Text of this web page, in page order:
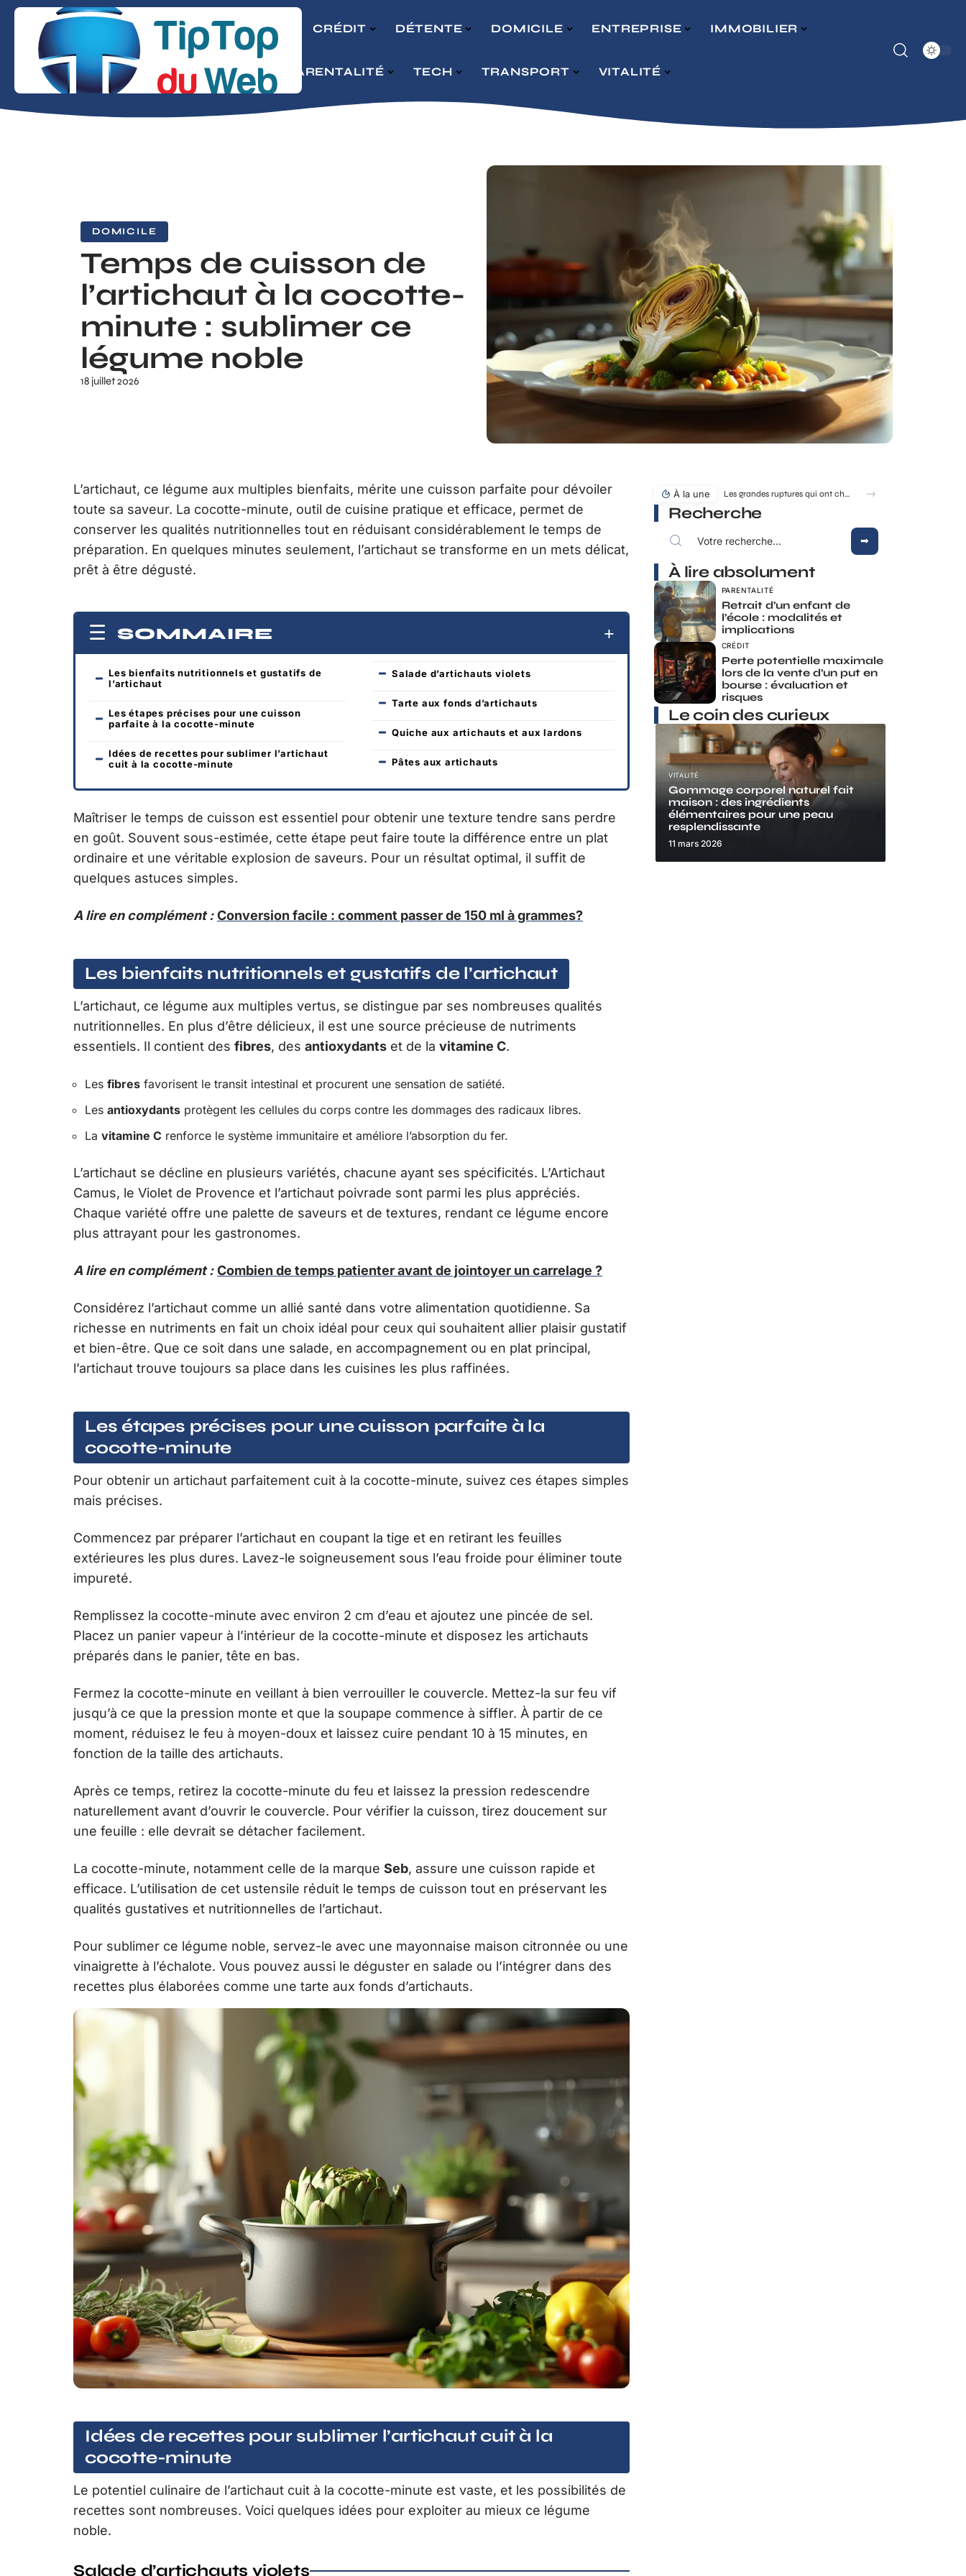
CONSEILS CRÉDIT DÉTENTE DOMICILE ENTREPRISE IMMOBILIER
MODE PARENTALITÉ TECH TRANSPORT VITALITÉ
DOMICILE
Temps de cuisson de
l’artichaut à la cocotte-
minute : sublimer ce
légume noble
18 juillet 2026
L’artichaut, ce légume aux multiples bienfaits, mérite une cuisson parfaite pour dévoiler
toute sa saveur. La cocotte-minute, outil de cuisine pratique et efficace, permet de
conserver les qualités nutritionnelles tout en réduisant considérablement le temps de
préparation. En quelques minutes seulement, l’artichaut se transforme en un mets délicat,
prêt à être dégusté.
SOMMAIRE
Les bienfaits nutritionnels et gustatifs de
l’artichaut
Les étapes précises pour une cuisson
parfaite à la cocotte-minute
Idées de recettes pour sublimer l’artichaut
cuit à la cocotte-minute
Salade d’artichauts violets
Tarte aux fonds d’artichauts
Quiche aux artichauts et aux lardons
Pâtes aux artichauts
Maîtriser le temps de cuisson est essentiel pour obtenir une texture tendre sans perdre
en goût. Souvent sous-estimée, cette étape peut faire toute la différence entre un plat
ordinaire et une véritable explosion de saveurs. Pour un résultat optimal, il suffit de
quelques astuces simples.
A lire en complément : Conversion facile : comment passer de 150 ml à grammes?
Les bienfaits nutritionnels et gustatifs de l’artichaut
L’artichaut, ce légume aux multiples vertus, se distingue par ses nombreuses qualités
nutritionnelles. En plus d’être délicieux, il est une source précieuse de nutriments
essentiels. Il contient des fibres, des antioxydants et de la vitamine C.
Les fibres favorisent le transit intestinal et procurent une sensation de satiété.
Les antioxydants protègent les cellules du corps contre les dommages des radicaux libres.
La vitamine C renforce le système immunitaire et améliore l’absorption du fer.
L’artichaut se décline en plusieurs variétés, chacune ayant ses spécificités. L’Artichaut
Camus, le Violet de Provence et l’artichaut poivrade sont parmi les plus appréciés.
Chaque variété offre une palette de saveurs et de textures, rendant ce légume encore
plus attrayant pour les gastronomes.
A lire en complément : Combien de temps patienter avant de jointoyer un carrelage ?
Considérez l’artichaut comme un allié santé dans votre alimentation quotidienne. Sa
richesse en nutriments en fait un choix idéal pour ceux qui souhaitent allier plaisir gustatif
et bien-être. Que ce soit dans une salade, en accompagnement ou en plat principal,
l’artichaut trouve toujours sa place dans les cuisines les plus raffinées.
Les étapes précises pour une cuisson parfaite à la
cocotte-minute
Pour obtenir un artichaut parfaitement cuit à la cocotte-minute, suivez ces étapes simples
mais précises.
Commencez par préparer l’artichaut en coupant la tige et en retirant les feuilles
extérieures les plus dures. Lavez-le soigneusement sous l’eau froide pour éliminer toute
impureté.
Remplissez la cocotte-minute avec environ 2 cm d’eau et ajoutez une pincée de sel.
Placez un panier vapeur à l’intérieur de la cocotte-minute et disposez les artichauts
préparés dans le panier, tête en bas.
Fermez la cocotte-minute en veillant à bien verrouiller le couvercle. Mettez-la sur feu vif
jusqu’à ce que la pression monte et que la soupape commence à siffler. À partir de ce
moment, réduisez le feu à moyen-doux et laissez cuire pendant 10 à 15 minutes, en
fonction de la taille des artichauts.
Après ce temps, retirez la cocotte-minute du feu et laissez la pression redescendre
naturellement avant d’ouvrir le couvercle. Pour vérifier la cuisson, tirez doucement sur
une feuille : elle devrait se détacher facilement.
La cocotte-minute, notamment celle de la marque Seb, assure une cuisson rapide et
efficace. L’utilisation de cet ustensile réduit le temps de cuisson tout en préservant les
qualités gustatives et nutritionnelles de l’artichaut.
Pour sublimer ce légume noble, servez-le avec une mayonnaise maison citronnée ou une
vinaigrette à l’échalote. Vous pouvez aussi le déguster en salade ou l’intégrer dans des
recettes plus élaborées comme une tarte aux fonds d’artichauts.
Idées de recettes pour sublimer l’artichaut cuit à la
cocotte-minute
Le potentiel culinaire de l’artichaut cuit à la cocotte-minute est vaste, et les possibilités de
recettes sont nombreuses. Voici quelques idées pour exploiter au mieux ce légume
noble.
Salade d’artichauts violets
À la une Les grandes ruptures qui ont changé la dynastie des rois de France
Recherche
À lire absolument
PARENTALITÉ
Retrait d’un enfant de
l’école : modalités et
implications
CRÉDIT
Perte potentielle maximale
lors de la vente d’un put en
bourse : évaluation et
risques
Le coin des curieux
VITALITÉ
Gommage corporel naturel fait
maison : des ingrédients
élémentaires pour une peau
resplendissante
11 mars 2026